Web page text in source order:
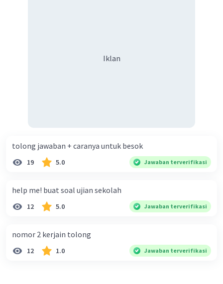
Iklan
tolong jawaban + caranya untuk besok
19 5.0 Jawaban terverifikasi
help me! buat soal ujian sekolah
12 5.0 Jawaban terverifikasi
nomor 2 kerjain tolong
12 1.0 Jawaban terverifikasi